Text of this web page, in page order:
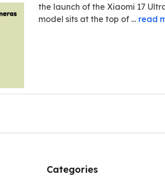
the launch of the Xiaomi 17
model sits at the top of … read
Categories